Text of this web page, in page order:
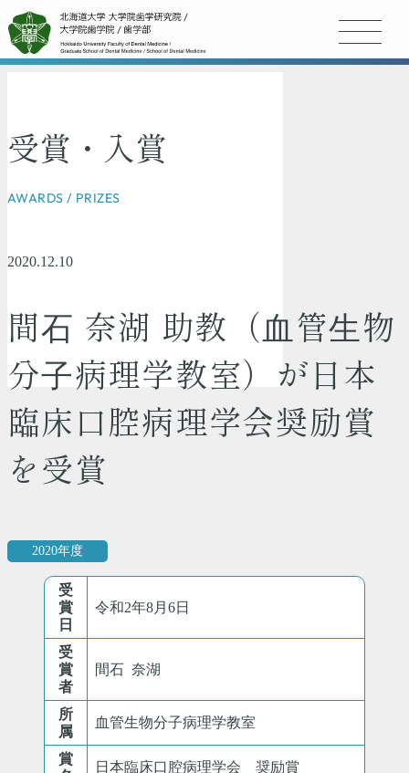
受賞・入賞
AWARDS / PRIZES
2020.12.10
間⽯ 奈湖 助教（⾎管⽣物
分⼦病理学教室）が日本
臨床口腔病理学会奨励賞
を受賞
2020年度
受
賞
日
令和2年8月6日
受
賞
者
間石 奈湖
所
属
血管生物分子病理学教室
賞
日本臨床口腔病理学会 奨励賞